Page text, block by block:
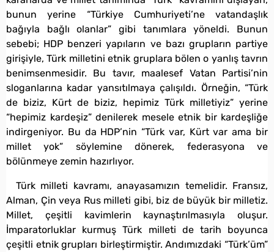
bunun yerine “Türkiye Cumhuriyeti’ne vatandaşlık
bağıyla bağlı olanlar” gibi tanımlara yöneldi. Bunun
sebebi; HDP benzeri yapıların ve bazı grupların partiye
girişiyle, Türk milletini etnik gruplara bölen o yanlış tavrın
benimsenmesidir. Bu tavır, maalesef Vatan Partisi’nin
sloganlarına kadar yansıtılmaya çalışıldı. Örneğin, “Türk
de biziz, Kürt de biziz, hepimiz Türk milletiyiz” yerine
“hepimiz kardeşiz” denilerek mesele etnik bir kardeşliğe
indirgeniyor. Bu da HDP’nin “Türk var, Kürt var ama bir
millet yok” söylemine dönerek, federasyona ve
bölünmeye zemin hazırlıyor.
Türk milleti kavramı, anayasamızın temelidir. Fransız,
Alman, Çin veya Rus milleti gibi, biz de büyük bir milletiz.
Millet, çeşitli kavimlerin kaynaştırılmasıyla oluşur.
İmparatorluklar kurmuş Türk milleti de tarih boyunca
çeşitli etnik grupları birleştirmiştir. Andımızdaki “Türk’üm”